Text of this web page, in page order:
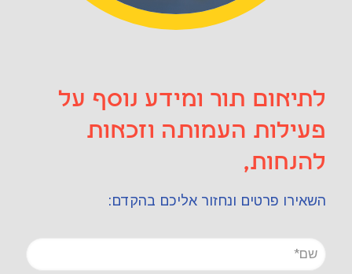
לתיאום תור ומידע נוסף על
פעילות העמותה וזכאות
להנחות,
השאירו פרטים ונחזור אליכם בהקדם: